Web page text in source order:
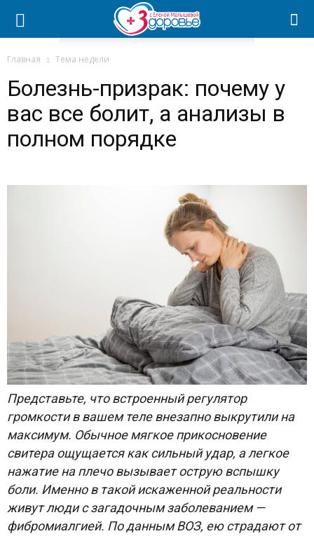
Главная Тема недели
Болезнь-призрак: почему у
вас все болит, а анализы в
полном порядке
Представьте, что встроенный регулятор
громкости в вашем теле внезапно выкрутили на
максимум. Обычное мягкое прикосновение
свитера ощущается как сильный удар, а легкое
нажатие на плечо вызывает острую вспышку
боли. Именно в такой искаженной реальности
живут люди с загадочным заболеванием —
фибромиалгией. По данным ВОЗ, ею страдают от